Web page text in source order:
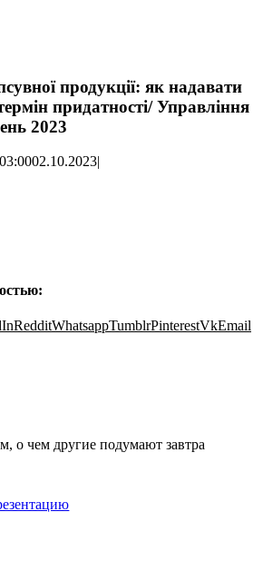
продукції: як надавати
придатності/ Управління
2023
02.10.2023|
RedditWhatsappTumblrPinterestVkEmail
о чем другие подумают завтра